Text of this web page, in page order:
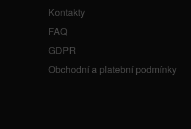
Kontakty
FAQ
GDPR
Obchodní a platební podmínky